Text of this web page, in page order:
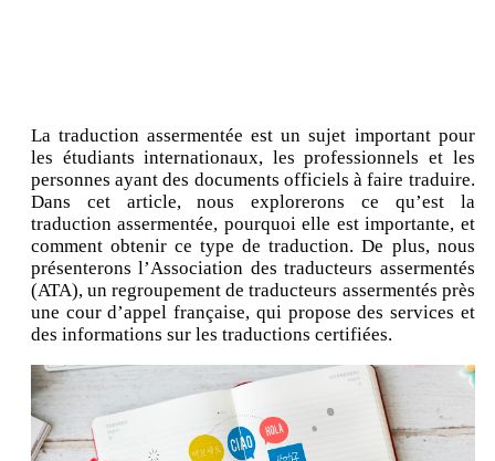
La traduction assermentée est un sujet important pour
les étudiants internationaux, les professionnels et les
personnes ayant des documents officiels à faire traduire.
Dans cet article, nous explorerons ce qu’est la
traduction assermentée, pourquoi elle est importante, et
comment obtenir ce type de traduction. De plus, nous
présenterons l’Association des traducteurs assermentés
(ATA), un regroupement de traducteurs assermentés près
une cour d’appel française, qui propose des services et
des informations sur les traductions certifiées.